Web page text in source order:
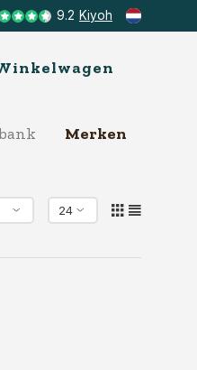
9.2 Kiyoh
Merken